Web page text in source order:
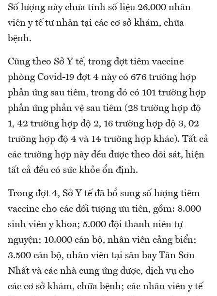
Số lượng này chưa tính số liệu 26.000 nhân
viên y tế tư nhân tại các cơ sở khám, chữa
bệnh.
Cũng theo Sở Y tế, trong đợt tiêm vaccine
phòng Covid-19 đợt 4 này có 676 trường hợp
phản ứng sau tiêm, trong đó có 101 trường hợp
phản ứng phản vệ sau tiêm (28 trường hợp độ
1, 42 trường hợp độ 2, 16 trường hợp độ 3, 02
trường hợp độ 4 và 14 trường hợp khác). Tất cả
các trường hợp này đều được theo dõi sát, hiện
tất cả đều có sức khỏe ổn định.
Trong đợt 4, Sở Y tế đã bổ sung số lượng tiêm
vaccine cho các đối tượng ưu tiên, gồm: 8.000
sinh viên y khoa; 5.000 đội thanh niên tự
nguyện; 10.000 cán bộ, nhân viên cảng biển;
3.500 cán bộ, nhân viên tại sân bay Tân Sơn
Nhất và các nhà cung ứng dược, dịch vụ cho
các cơ sở khám, chữa bệnh; các nhân viên y tế